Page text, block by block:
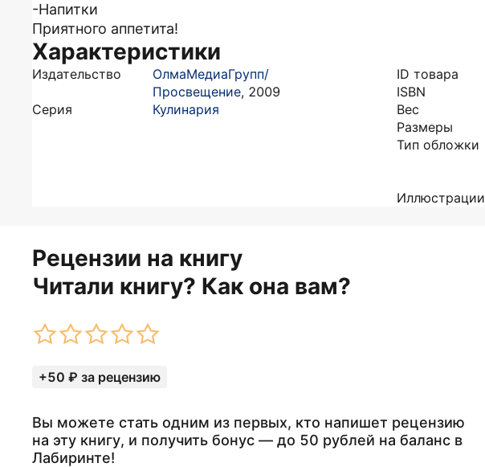
-Напитки
Приятного аппетита!
Характеристики
Издательство
ОлмаМедиаГрупп/
Просвещение, 2009
Серия
Кулинария
ID товара
ISBN
Вес
Размеры
Тип обложки
Иллюстрации
Рецензии на книгу
Читали книгу? Как она вам?
+50 ₽ за рецензию
Вы можете стать одним из первых, кто напишет рецензию
на эту книгу, и получить бонус — до 50 рублей на баланс в
Лабиринте!